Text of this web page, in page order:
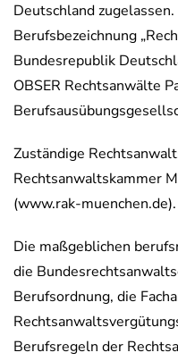
Deutschland
Berufsbezeichnung
Bundesrepublik
OBSER Rechtsanwälte
Zuständige
Rechtsanwaltskammer
(www.rak-muenchen.de).
Die maßgeblichen
die
Berufsordnung, die
Berufsregeln der